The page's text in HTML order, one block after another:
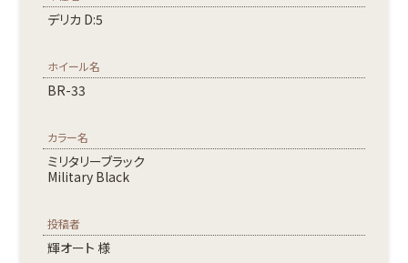
デリカ D:5
ホイール名
BR-33
カラー名
ミリタリーブラック
Military Black
投稿者
輝オート 様